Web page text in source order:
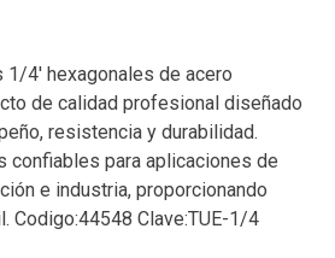
4′ hexagonales de acero
de calidad profesional diseñado
resistencia y durabilidad.
confiables para aplicaciones de
e industria, proporcionando
Codigo:44548 Clave:TUE-1/4